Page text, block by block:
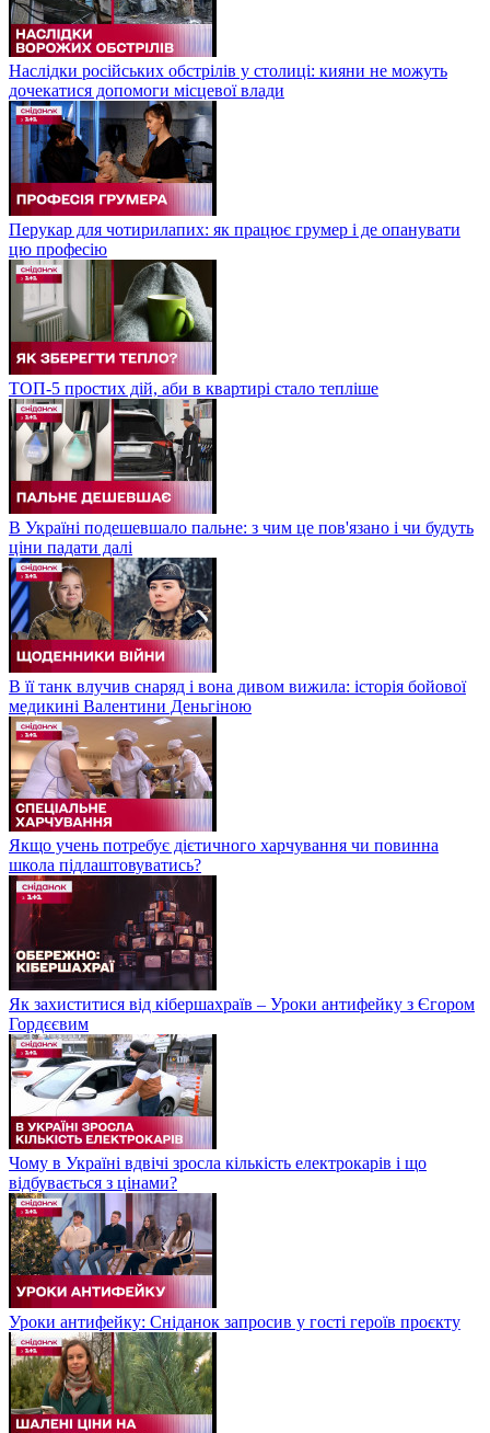
Наслідки російських обстрілів у столиці: кияни не можуть
дочекатися допомоги місцевої влади
Перукар для чотирилапих: як працює грумер і де опанувати
цю професію
ТОП-5 простих дій, аби в квартирі стало тепліше
В Україні подешевшало пальне: з чим це пов'язано і чи будуть
ціни падати далі
В її танк влучив снаряд і вона дивом вижила: історія бойової
медикині Валентини Деньгіною
Якщо учень потребує дієтичного харчування чи повинна
школа підлаштовуватись?
Як захиститися від кібершахраїв – Уроки антифейку з Єгором
Гордєєвим
Чому в Україні вдвічі зросла кількість електрокарів і що
відбувається з цінами?
Уроки антифейку: Сніданок запросив у гості героїв проєкту